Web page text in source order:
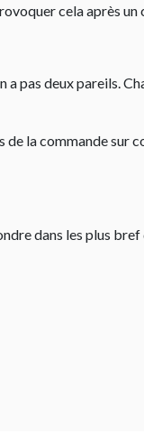
cela après un
pas deux pareils.
de la commande sur
dans les plus bref